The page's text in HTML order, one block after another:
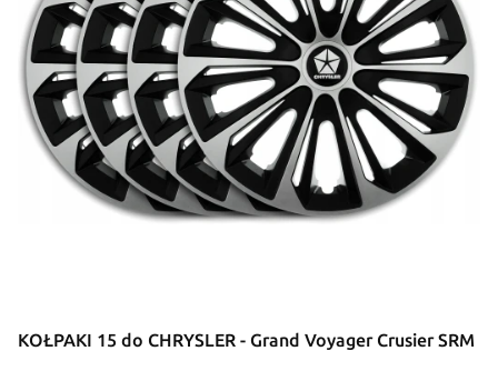
KOŁPAKI 15 do CHRYSLER - Grand Voyager Crusier SRM